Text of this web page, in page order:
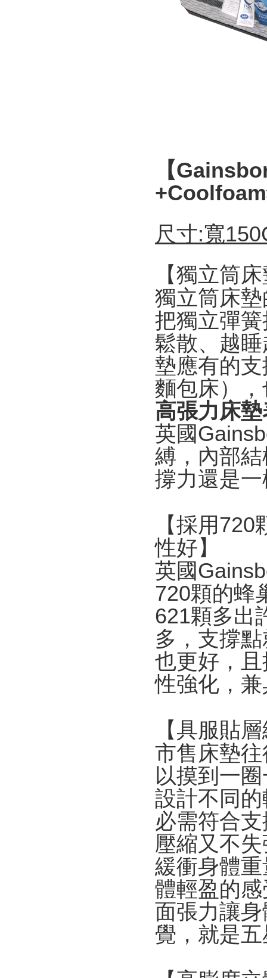
【
+Coolfoam
尺寸:寬
【獨立筒
獨立筒床
把獨立彈
鬆散、越
墊應有的
麵包床）
高張力床
英國
縛，內部
撐力還是
【採用720
性好】
英國
720顆的蜂
621顆多出
多，支撐
也更好，
性強化，
【具服貼
市售床墊
以摸到一
設計不同
必需符合
壓縮又不
緩衝身體
體輕盈的
面張力讓
覺，就是